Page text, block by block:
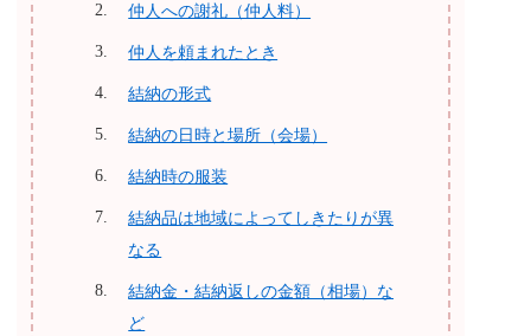
仲人への謝礼（仲人料）
仲人を頼まれたとき
結納の形式
結納の日時と場所（会場）
結納時の服装
結納品は地域によってしきたりが異
なる
結納金・結納返しの金額（相場）な
ど